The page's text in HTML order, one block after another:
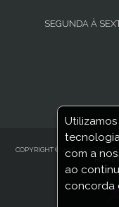
SEGUNDA À
COPYRIGHT © 2016-2021 GRILLO
HOME
com a
ao
concorda